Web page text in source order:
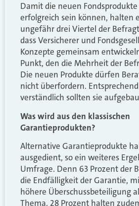
Damit die neuen
erfolgreich sein können, halten
ungefähr drei Viertel der
dass Versicherer und
Konzepte gemeinsam
Punkt, den die Mehrheit der
Die neuen Produkte dürfen
nicht überfordern.
verständlich sollten sie
Was wird aus den klassischen
Garantieprodukten?
Alternative Garantieprodukte
ausgedient, so ein weiteres
Umfrage. Denn 63 Prozent der
die Endfälligkeit der Garantie,
höhere Überschussbeteiligung
Thema. 28 Prozent halten